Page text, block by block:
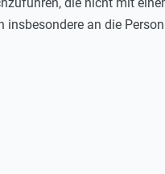
insbesondere an die